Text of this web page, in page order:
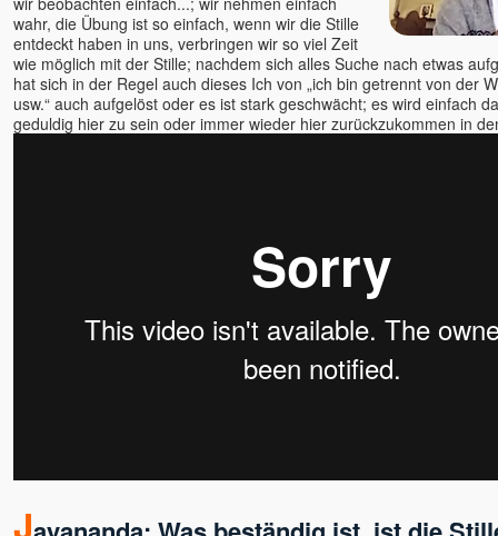
Niina
Nisargadatta
Nishkàma
Nishta
Nukunu
Prem Joshua
wahr, die Übung ist so einfach, wenn wir die Stille
entdeckt haben in uns, verbringen wir so viel Zeit
wie möglich mit der Stille; nachdem sich alles Suche nach etwas
hat sich in der Regel auch dieses Ich von „ich bin getrennt von der
usw.“ auch aufgelöst oder es ist stark geschwächt; es wird einfach
geduldig hier zu sein oder immer wieder hier zurückzukommen in
J